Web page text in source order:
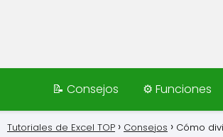
📝 Consejos ⚙️ Funciones
Tutoriales de Excel TOP Consejos Cómo